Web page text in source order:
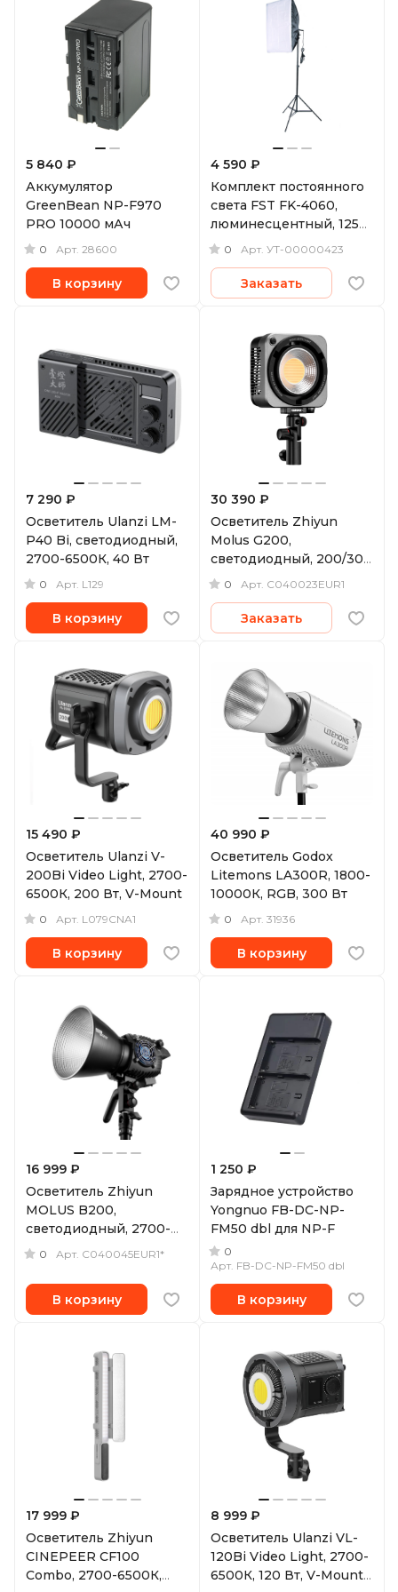
5 840 ₽
Аккумулятор
GreenBean NP-F970
PRO 10000 мАч
0 Арт. 28600
В корзину
4 590 ₽
Комплект постоянного
света FST FK-4060,
люминесцентный, 125
Вт, 40х60 см
0 Арт. УТ-00000423
Заказать
7 290 ₽
Осветитель Ulanzi LM-
P40 Bi, светодиодный,
2700-6500К, 40 Вт
0 Арт. L129
В корзину
30 390 ₽
Осветитель Zhiyun
Molus G200,
светодиодный, 200/300
Вт, 2700-6500К
0 Арт. C040023EUR1
Заказать
15 490 ₽
Осветитель Ulanzi V-
200Bi Video Light, 2700-
6500К, 200 Вт, V-Mount
0 Арт. L079CNA1
В корзину
40 990 ₽
Осветитель Godox
Litemons LA300R, 1800-
10000К, RGB, 300 Вт
0 Арт. 31936
В корзину
16 999 ₽
Осветитель Zhiyun
MOLUS B200,
светодиодный, 2700-
6500К, 200 Вт
0 Арт. C040045EUR1*
В корзину
1 250 ₽
Зарядное устройство
Yongnuo FB-DC-NP-
FM50 dbl для NP-F
0
Арт. FB-DC-NP-FM50 dbl
В корзину
17 999 ₽
Осветитель Zhiyun
CINEPEER CF100
Combo, 2700-6500К,
8 999 ₽
Осветитель Ulanzi VL-
120Bi Video Light, 2700-
6500К, 120 Вт, V-Mount